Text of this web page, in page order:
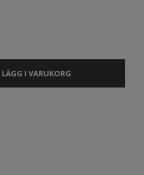
LÄGG I VARUKORG